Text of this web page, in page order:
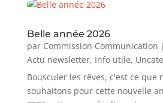
Belle année 2026
par Commission Communication |
Actu newsletter, Info utile,
Bousculer les rêves, c'est ce que
souhaitons pour cette nouvelle